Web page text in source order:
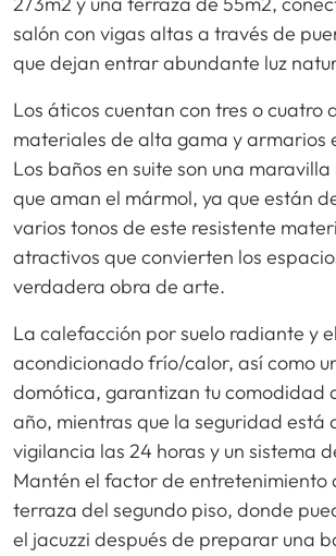
salón con vigas altas a través de
que dejan entrar abundante luz
Los áticos cuentan con tres o cuatro
materiales de alta gama y armarios
Los baños en suite son una
que aman el mármol, ya que están
varios tonos de este resistente
atractivos que convierten los
verdadera obra de arte.
La calefacción por suelo radiante y
acondicionado frío/calor, así como
domótica, garantizan tu comodidad
año, mientras que la seguridad está
vigilancia las 24 horas y un sistema
Mantén el factor de entretenimiento
terraza del segundo piso, donde
el jacuzzi después de preparar una